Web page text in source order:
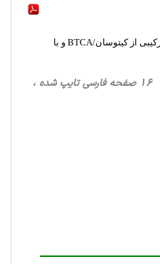
عامل دار کردن ویسکوز به وسیله ترکیبی از کیتوسان/BTCA و با
، مهندسی الیاف و شیمی نساجی، 16 صفحه فارسی تایپ شده ،